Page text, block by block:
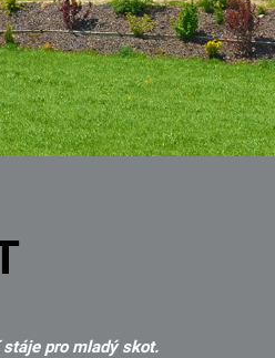
pro mladý skot.